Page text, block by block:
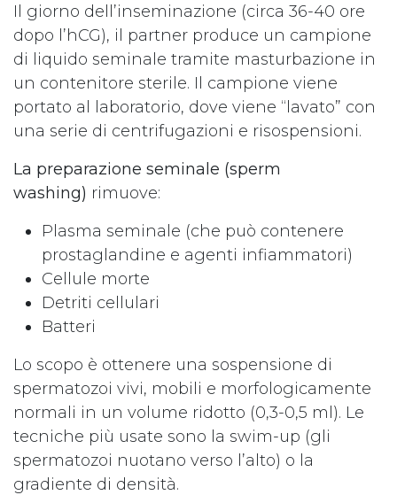
Il giorno dell’inseminazione (circa 36-40 ore
dopo l’hCG), il partner produce un campione
di liquido seminale tramite masturbazione in
un contenitore sterile. Il campione viene
portato al laboratorio, dove viene “lavato” con
una serie di centrifugazioni e risospensioni.
La preparazione seminale (sperm
washing) rimuove:
Plasma seminale (che può contenere
prostaglandine e agenti infiammatori)
Cellule morte
Detriti cellulari
Batteri
Lo scopo è ottenere una sospensione di
spermatozoi vivi, mobili e morfologicamente
normali in un volume ridotto (0,3-0,5 ml). Le
tecniche più usate sono la swim-up (gli
spermatozoi nuotano verso l’alto) o la
gradiente di densità.